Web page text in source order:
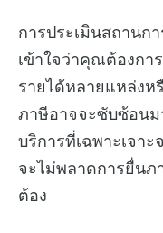
การประเมินสถาน
เข้าใจว่าคุณต้องกา
รายได้หลายแหล่งห
ภาษีอาจจะซับซ้อน
บริการที่เฉพาะเจา
จะไม่พลาดการยื่น
ต้อง